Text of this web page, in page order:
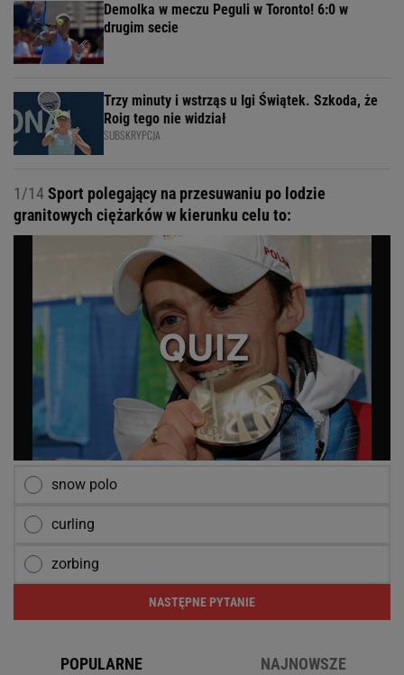
Demolka w meczu Peguli w Toronto! 6:0 w
drugim secie
Trzy minuty i wstrząs u Igi Świątek. Szkoda, że
Roig tego nie widział
SUBSKRYPCJA
1/14Sport polegający na przesuwaniu po lodzie
granitowych ciężarków w kierunku celu to:
snow polo
curling
zorbing
NASTĘPNE PYTANIE
POPULARNE NAJNOWSZE